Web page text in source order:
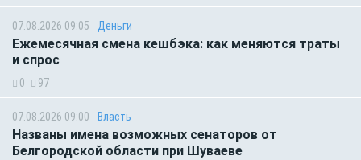
07.08.2026 09:05 Деньги
Ежемесячная смена кешбэка: как меняются траты
и спрос
0 97
07.08.2026 09:00 Власть
Названы имена возможных сенаторов от
Белгородской области при Шуваеве